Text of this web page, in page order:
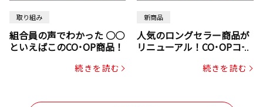
取り組み
組合員の声でわかった ○○
といえばこのCO･OP商品！
続きを読む
新商品
人気のロングセラー商品が
リニューアル！CO･OPコー
続きを読む